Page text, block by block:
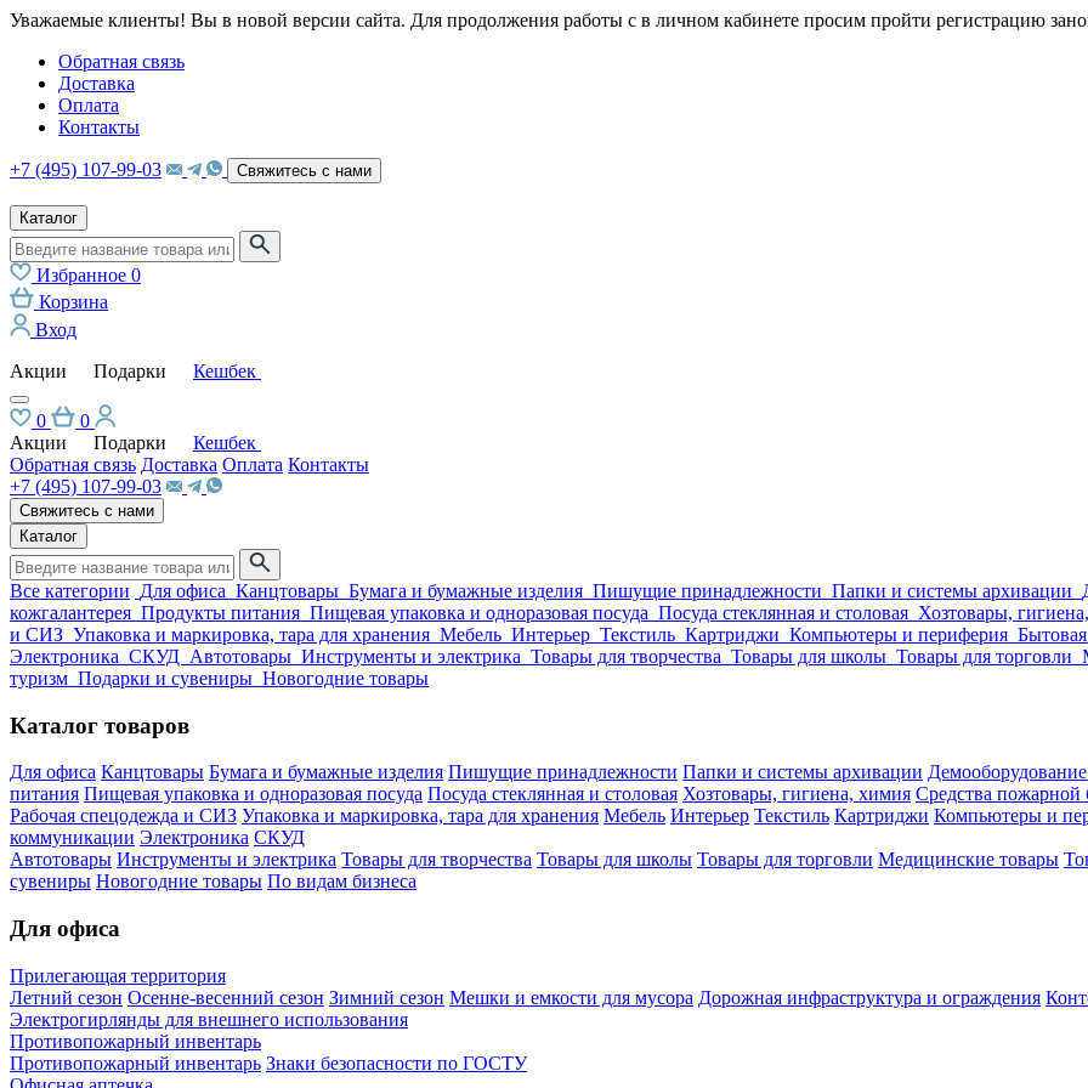
Уважаемые клиенты! Вы в новой версии сайта. Для продолжения работы с в личном кабинете просим пройти регистрацию
Обратная связь
Доставка
Оплата
Контакты
+7 (495) 107-99-03 Свяжитесь с нами
Каталог
Избранное 0
Корзина
Вход
Акции
Подарки Кешбек
0
0
Акции
Подарки
Кешбек
Обратная связь Доставка Оплата Контакты
+7 (495) 107-99-03
Свяжитесь с нами
Каталог
Все категории Для офиса Канцтовары Бумага и бумажные изделия Пишущие принадлежности Папки и системы архивации
кожгалантерея Продукты питания Пищевая упаковка и одноразовая посуда Посуда стеклянная и столовая Хозтовары,
и СИЗ Упаковка и маркировка, тара для хранения Мебель Интерьер Текстиль Картриджи Компьютеры и периферия
Электроника СКУД Автотовары Инструменты и электрика Товары для творчества Товары для школы Товары для торговли
туризм Подарки и сувениры Новогодние товары
Каталог товаров
Для офиса Канцтовары Бумага и бумажные изделия Пишущие принадлежности Папки и системы архивации
питания Пищевая упаковка и одноразовая посуда Посуда стеклянная и столовая Хозтовары, гигиена, химия Средства пожарной
Рабочая спецодежда и СИЗ Упаковка и маркировка, тара для хранения Мебель Интерьер Текстиль Картриджи Компьютеры и
коммуникации Электроника СКУД
Автотовары Инструменты и электрика Товары для творчества Товары для школы Товары для торговли Медицинские товары
сувениры Новогодние товары По видам бизнеса
Для офиса
Прилегающая территория
Летний сезон Осенне-весенний сезон Зимний сезон Мешки и емкости для мусора Дорожная инфраструктура и ограждения
Электрогирлянды для внешнего использования
Противопожарный инвентарь
Противопожарный инвентарь Знаки безопасности по ГОСТУ